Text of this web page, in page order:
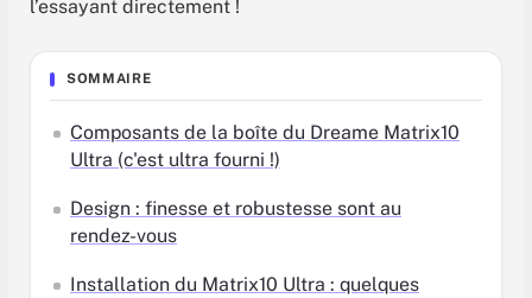
l’essayant directement !
SOMMAIRE
Composants de la boîte du Dreame Matrix10
Ultra (c'est ultra fourni !)
Design : finesse et robustesse sont au
rendez-vous
Installation du Matrix10 Ultra : quelques